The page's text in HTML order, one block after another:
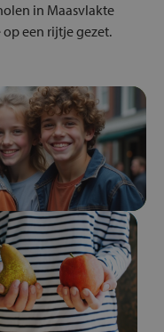
in Maasvlakte
een rijtje gezet.